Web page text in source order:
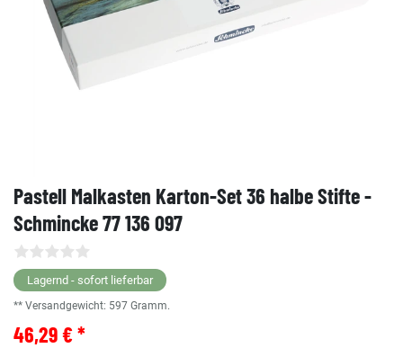
Pastell Malkasten Karton-Set 36 halbe Stifte -
Schmincke 77 136 097
Lagernd - sofort lieferbar
** Versandgewicht: 597 Gramm.
46,29 € *